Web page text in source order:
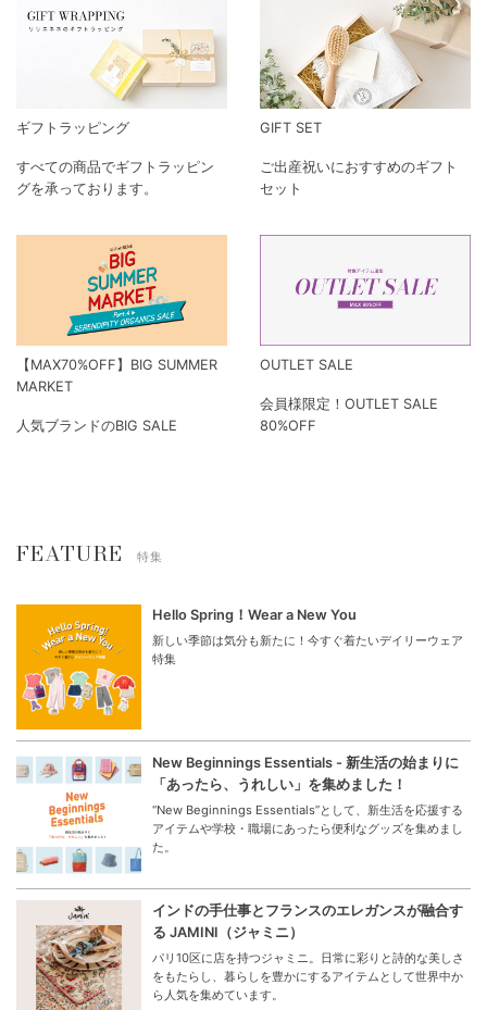
ギフトラッピング
すべての商品でギフトラッピン
グを承っております。
GIFT SET
ご出産祝いにおすすめのギフト
セット
【MAX70%OFF】BIG SUMMER
MARKET
人気ブランドのBIG SALE
OUTLET SALE
会員様限定！OUTLET SALE
80%OFF
FEATURE 特集
Hello Spring！Wear a New You
新しい季節は気分も新たに！今すぐ着たいデイリーウェア
特集
New Beginnings Essentials - 新生活の始まりに
「あったら、うれしい」を集めました！
“New Beginnings Essentials”として、新生活を応援する
アイテムや学校・職場にあったら便利なグッズを集めまし
た。
インドの手仕事とフランスのエレガンスが融合す
る JAMINI（ジャミニ）
パリ10区に店を持つジャミニ。日常に彩りと詩的な美しさ
をもたらし、暮らしを豊かにするアイテムとして世界中か
ら人気を集めています。